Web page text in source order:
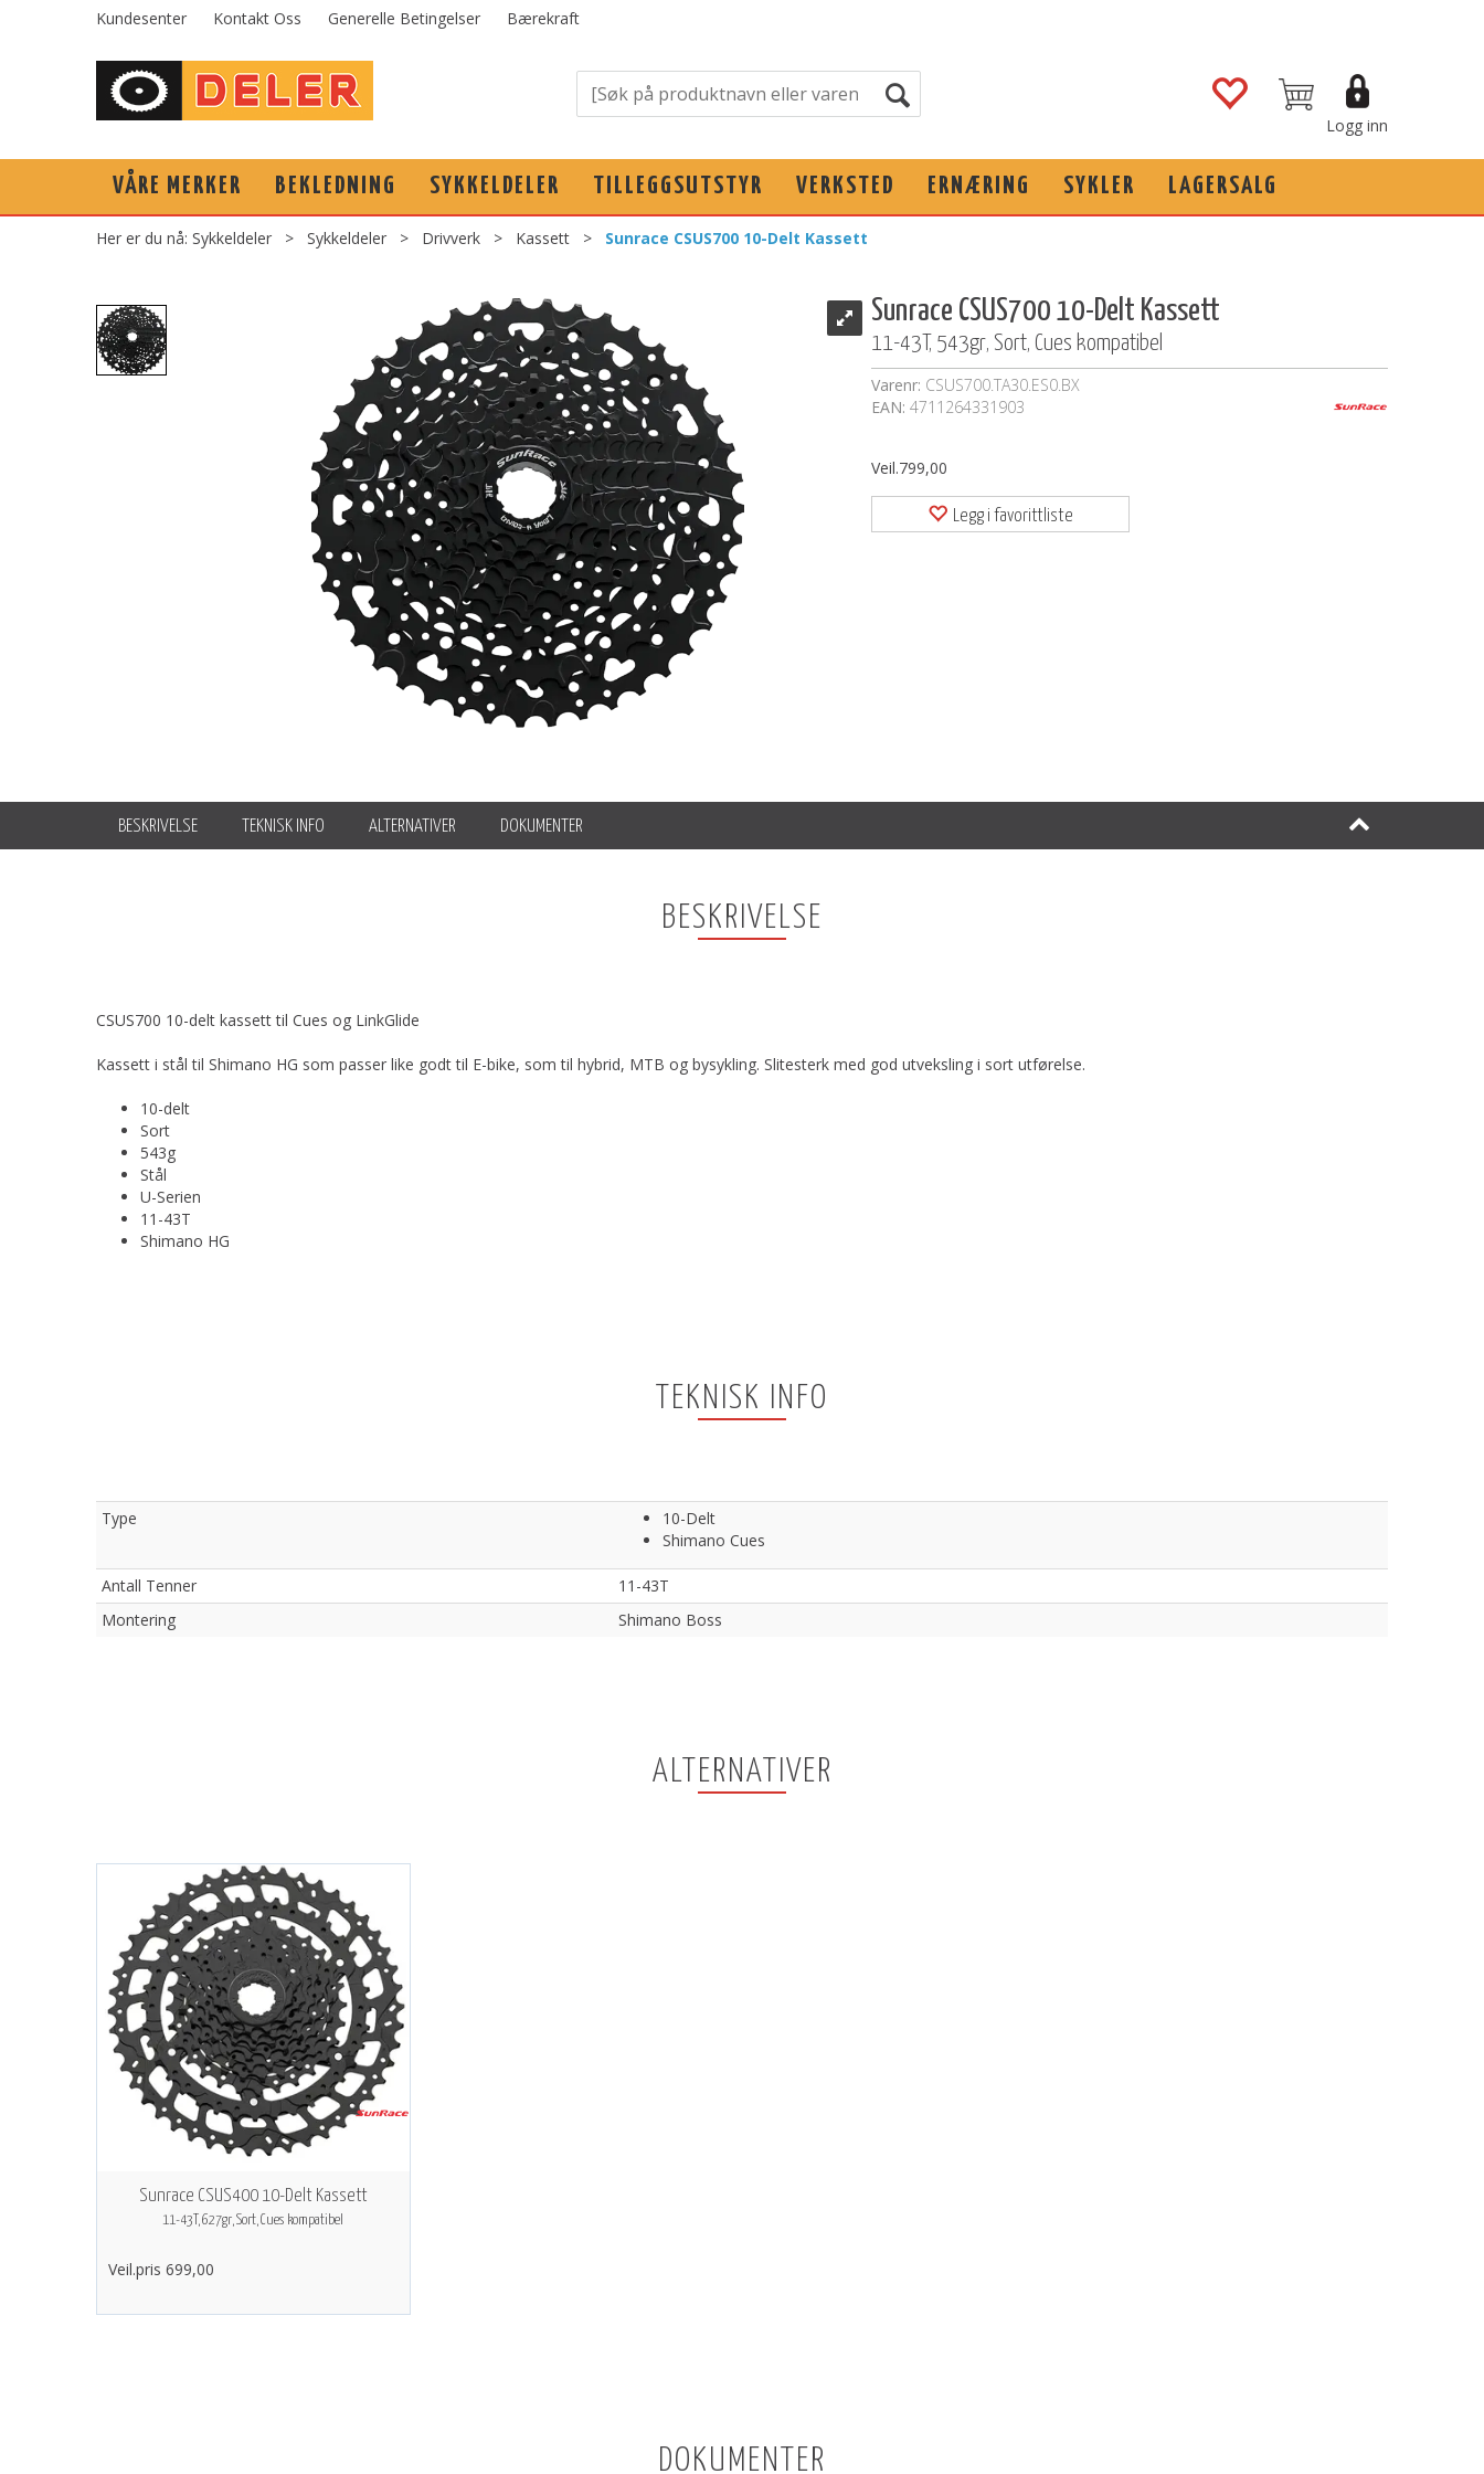
Kundesenter Kontakt Oss Generelle Betingelser Bærekraft
Logg inn
VÅRE MERKER BEKLEDNING SYKKELDELER TILLEGGSUTSTYR VERKSTED ERNÆRING SYKLER LAGERSALG
Her er du nå: Sykkeldeler > Sykkeldeler > Drivverk > Kassett > Sunrace CSUS700 10-Delt Kassett
Sunrace CSUS700 10-Delt Kassett
11-43T, 543gr, Sort, Cues kompatibel
Varenr: CSUS700.TA30.ES0.BX
EAN: 4711264331903
Veil.799,00
Legg i favorittliste
BESKRIVELSE TEKNISK INFO ALTERNATIVER DOKUMENTER
BESKRIVELSE
CSUS700 10-delt kassett til Cues og LinkGlide
Kassett i stål til Shimano HG som passer like godt til E-bike, som til hybrid, MTB og bysykling. Slitesterk med god utveksling i sort utførelse.
10-delt
Sort
543g
Stål
U-Serien
11-43T
Shimano HG
TEKNISK INFO
Type
10-Delt
Shimano Cues
Antall Tenner
11-43T
Montering
Shimano Boss
ALTERNATIVER
Sunrace CSUS400 10-Delt Kassett
11-43T, 627gr, Sort, Cues kompatibel
Veil.pris 699,00
DOKUMENTER